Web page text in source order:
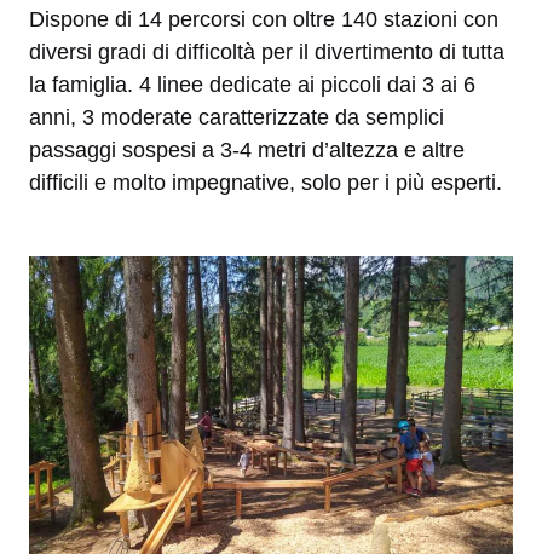
Dispone di 14 percorsi con oltre 140 stazioni con
diversi gradi di difficoltà per il divertimento di tutta
la famiglia. 4 linee dedicate ai piccoli dai 3 ai 6
anni, 3 moderate caratterizzate da semplici
passaggi sospesi a 3-4 metri d’altezza e altre
difficili e molto impegnative, solo per i più esperti.